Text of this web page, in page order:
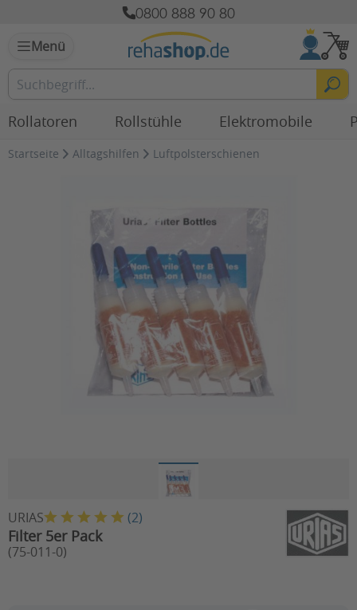
0800 888 90 80
Menü
Rollatoren Rollstühle Elektromobile
Startseite Alltagshilfen Luftpolsterschienen
URIAS (2)
Filter 5er Pack
(75-011-0)